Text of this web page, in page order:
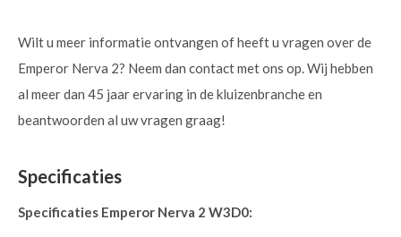
Wilt u meer informatie ontvangen of heeft u vragen over de
Emperor Nerva 2? Neem dan contact met ons op. Wij hebben
al meer dan 45 jaar ervaring in de kluizenbranche en
beantwoorden al uw vragen graag!
Specificaties
Specificaties Emperor Nerva 2 W3D0: